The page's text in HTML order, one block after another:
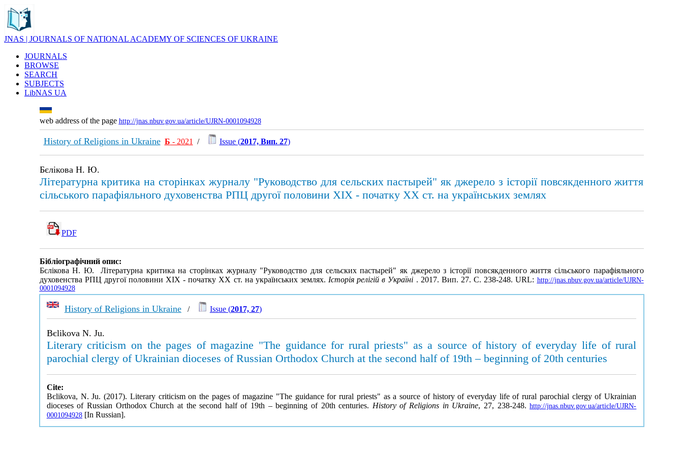
JNAS | JOURNALS OF NATIONAL ACADEMY OF SCIENCES OF UKRAINE
JOURNALS
BROWSE
SEARCH
SUBJECTS
LibNAS UA
web address of the page http://jnas.nbuv.gov.ua/article/UJRN-0001094928
History of Religions in Ukraine Б - 2021 / Issue (2017, Вип. 27)
Бєлікова Н. Ю.
Літературна критика на сторінках журналу "Руководство для сельских пастырей" як джерело з історії повсякденного життя
сільського парафіяльного духовенства РПЦ другої половини ХІХ - початку XX ст. на українських землях
PDF
Бібліографічний опис:
Бєлікова Н. Ю. Літературна критика на сторінках журналу "Руководство для сельских пастырей" як джерело з історії повсякденного життя сільського парафіяльного
духовенства РПЦ другої половини ХІХ - початку XX ст. на українських землях.Історія релігій в Україні . 2017. Вип. 27. С. 238-248. URL: http://jnas.nbuv.gov.ua/article/UJRN-
0001094928
History of Religions in Ukraine/ Issue (2017, 27)
Bєlіkova N. Ju.
Literary criticism on the pages of magazine "The guidance for rural priests" as a source of history of everyday life of rural
parochial clergy of Ukrainian dioceses of Russian Orthodox Church at the second half of 19th – beginning of 20th centuries
Cite:
Bєlіkova, N. Ju. (2017). Literary criticism on the pages of magazine "The guidance for rural priests" as a source of history of everyday life of rural parochial clergy of Ukrainian
dioceses of Russian Orthodox Church at the second half of 19th – beginning of 20th centuries. History of Religions in Ukraine, 27, 238-248.http://jnas.nbuv.gov.ua/article/UJRN-
0001094928[In Russian].